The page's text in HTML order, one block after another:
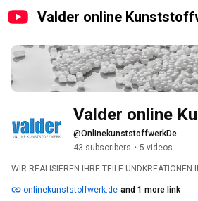
Valder online
Valder online
@OnlinekunststoffwerkDe
43 subscribers • 5 videos
WIR REALISIEREN IHRE TEILE UNDKREATIONEN
onlinekunststoffwerk.de and 1 more link